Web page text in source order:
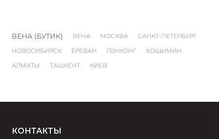
ВЕНА (БУТИК) ВЕНА МОСКВА
САНКТ-ПЕТЕРБУРГ
НОВОСИБИРСК
ЕРЕВАН ГОНКОНГ
ХОШИМИН
АЛМАТЫ
ТАШКЕНТ КИЕВ
КОНТАКТЫ